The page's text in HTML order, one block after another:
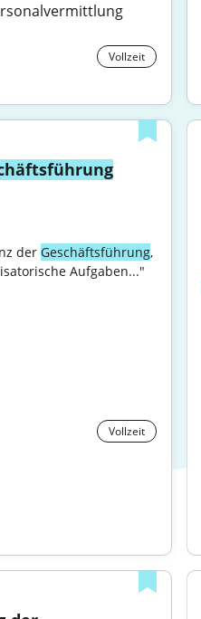
Vollzeit
der Geschäftsführung,
Aufgaben..."
Vollzeit